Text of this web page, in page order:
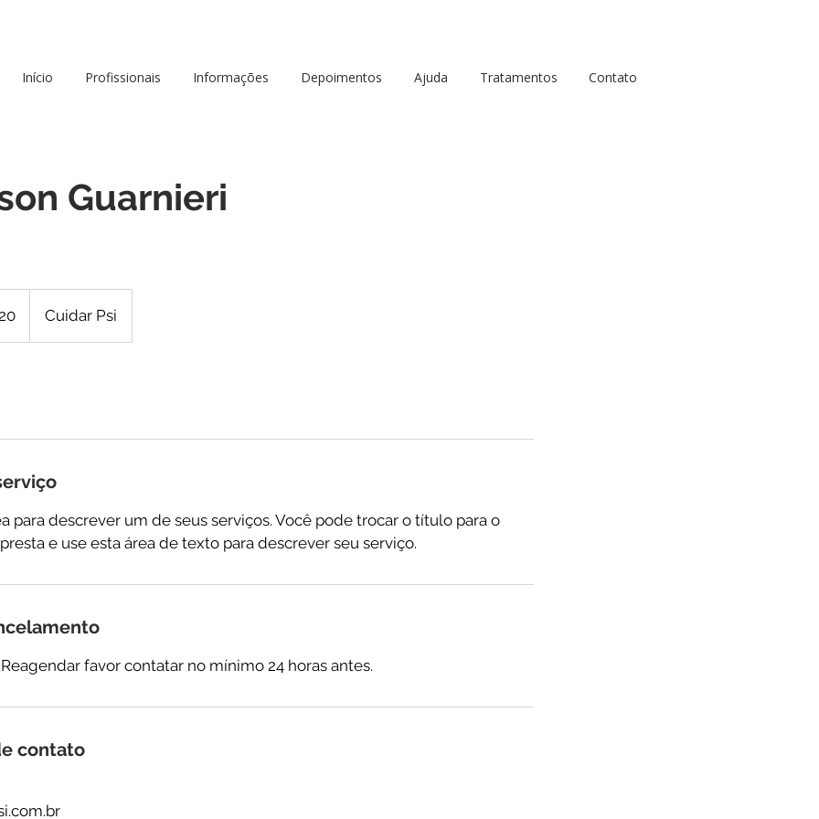
Início Profissionais Informações Depoimentos Ajuda Tratamentos Contato
Guarnieri
Cuidar Psi
para descrever um de seus serviços. Você pode trocar o título para o
e use esta área de texto para descrever seu serviço.
favor contatar no mínimo 24 horas antes.
contato